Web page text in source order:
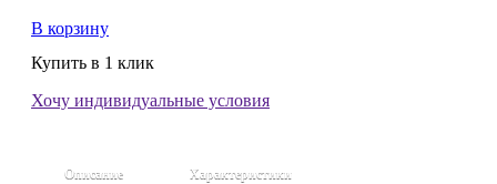
В корзину
Купить в 1 клик
Хочу индивидуальные условия
Описание Характеристики